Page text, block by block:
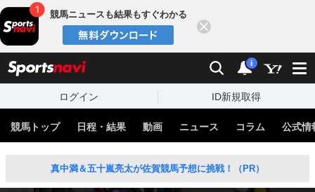
競馬ニュースも結果もすぐわかる
検索 通知
i
ログイン ID新規取得
競馬トップ 日程・結果 動画 ニュース コラム 公式情
真中満＆五十嵐亮太が佐賀競馬予想に挑戦！（PR）